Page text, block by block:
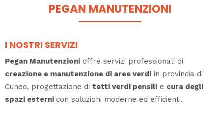
PEGAN MANUTENZIONI
I NOSTRI SERVIZI
Pegan Manutenzioni offre servizi professionali di
creazione e manutenzione di aree verdi in provincia di
Cuneo, progettazione di tetti verdi pensili e cura degli
spazi esterni con soluzioni moderne ed efficienti.